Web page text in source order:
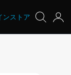
ンストア